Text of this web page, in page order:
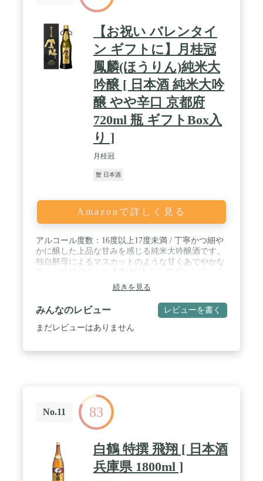
【お祝い バレンタイ
ン ギフトに】月桂冠
鳳麟(ほうりん)純米大
吟醸 [ 日本酒 純米大吟
醸 やや辛口 京都府
720ml 瓶 ギフトBox入
り ]
月桂冠
蟹 日本酒
Amazonで詳しく見る
アルコール度数：16度以上17度未満 / 丁寧かつ細や
かに醸した上品な甘みを感じる純米大吟醸酒です。
独自酵母によるマスカットのような甘くあでやかな
じ（国産米）【原料米】山田錦と五百万石の２つの
酒米を使用。精米歩合５０％。 / 【味わい】約30日
かけて低温でもろみをゆっくり発酵させることで、
しっかりした華やかな吟醸香と風味を醸し出してい
ます。独自酵母により、りんごのような香りが多い
むものです。明治・大正期に東京方面に出荷した高
級酒を「鳳麟正宗」と名付けていました。吟醸酒が
広く市販されていない時代の中で試行錯誤を重ね、
1978年に最高級クラスの日本酒を「鳳麟」として発
売しはじめ、現在へと受け継いできました。【飲用
シーン】贈答、中元、歳暮、父の日、母の日、お
盆、年末年始、お正月、バレンタイン、歓送迎会、
誕生日、特別な方へのギフトにおすすめです。
続きを見る
みんなのレビュー レビューを書く
まだレビューはありません
No.11 83
白鶴 特撰 飛翔 [ 日本酒
兵庫県 1800ml ]